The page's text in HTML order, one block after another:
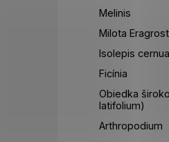
Melinis
Milota
Isolepis cernua
Ficínia
Obiedka
latifolium)
Arthropodium